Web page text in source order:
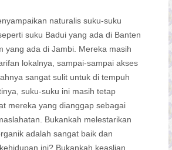
naturalis suku-suku
suku Badui yang ada di Banten
yang ada di Jambi. Mereka masih
lokalnya, sampai-sampai akses
sangat sulit untuk di tempuh
suku-suku ini masih tetap
mereka yang dianggap sebagai
Bukankah melestarikan
adalah sangat baik dan
ini? Bukankah keaslian